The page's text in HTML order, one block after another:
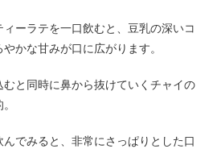
ーラテを一口飲むと、豆乳の深いコ
かな甘みが口に広がります。
と同時に鼻から抜けていくチャイの
でみると、非常にさっぱりとした口